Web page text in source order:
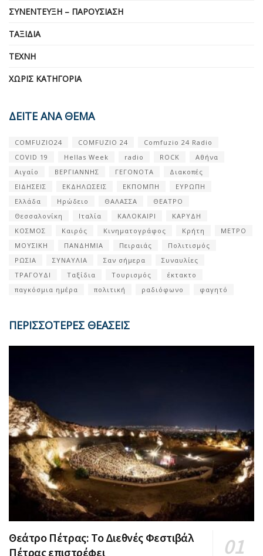
ΣΥΝΈΝΤΕΥΞΗ – ΠΑΡΟΥΣΊΑΣΗ
ΤΑΞΊΔΙΑ
ΤΈΧΝΗ
ΧΩΡΊΣ ΚΑΤΗΓΟΡΊΑ
ΔΕΙΤΕ ΑΝΑ ΘΕΜΑ
COMFUZIO24 COMFUZIO 24
Comfuzio 24 Radio
COVID 19
Hellas Week radio ROCK
Αθήνα
Αιγαίο
ΒΕΡΓΙΑΝΝΗΣ ΓΕΓΟΝΟΤΑ
Διακοπές
ΕΙΔΗΣΕΙΣ
ΕΚΔΗΛΩΣΕΙΣ ΕΚΠΟΜΠΗ
ΕΥΡΩΠΗ
Ελλάδα
Ηρώδειο ΘΑΛΑΣΣΑ
ΘΕΑΤΡΟ
Θεσσαλονίκη
Ιταλία ΚΑΛΟΚΑΙΡΙ
ΚΑΡΥΔΗ
ΚΟΣΜΟΣ
Καιρός Κινηματογράφος Κρήτη
ΜΕΤΡΟ
ΜΟΥΣΙΚΗ
ΠΑΝΔΗΜΙΑ Πειραιάς
Πολιτισμός
ΡΩΣΙΑ
ΣΥΝΑΥΛΙΑ Σαν σήμερα
Συναυλίες
ΤΡΑΓΟΥΔΙ
Ταξίδια Τουρισμός
έκτακτο
παγκόσμια ημέρα
πολιτική ραδιόφωνο φαγητό
ΠΕΡΙΣΣΟΤΕΡΕΣ ΘΕΑΣΕΙΣ
Θεάτρο Πέτρας: Το Διεθνές Φεστιβάλ
Πέτρας επιστρέφει